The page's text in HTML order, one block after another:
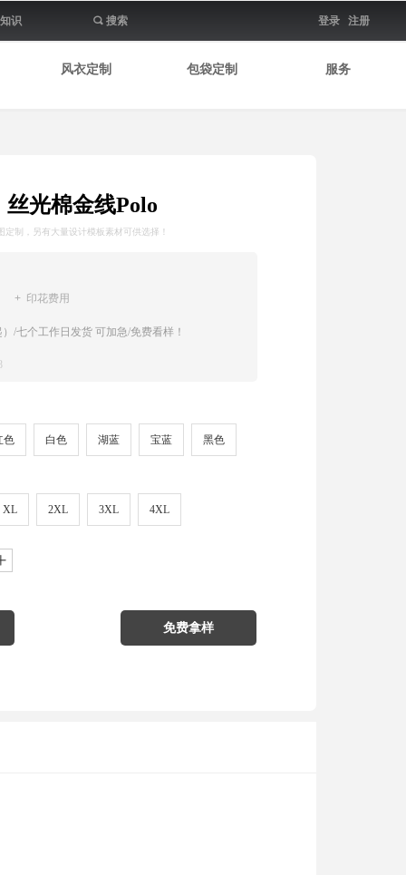
识 끠 搜索 登录 注册
风衣定制 包袋定制 服务
光棉金线Polo
+ 印花费用
/七个工作日发货 可加急/免费看样！
色 白色 湖蓝 宝蓝 黑色
XL 2XL 3XL 4XL
免费拿样
制，另有大量设计模板素材可供选择！